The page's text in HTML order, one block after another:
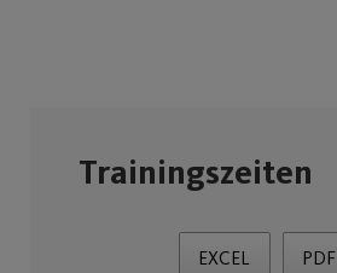
Trainingszeiten
EXCEL PDF